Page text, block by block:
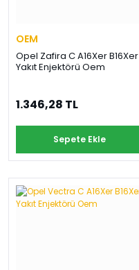
OEM
Opel Zafira C A16Xer B16Xer
Yakıt Enjektörü Oem
1.346,28 TL
Sepete Ekle